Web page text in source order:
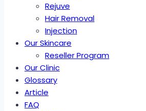
Rejuve
Hair Removal
Injection
Our Skincare
Reseller Program
Our Clinic
Glossary
Article
FAQ